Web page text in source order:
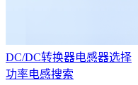
DC/DC转换器电感器选择
功率电感搜索